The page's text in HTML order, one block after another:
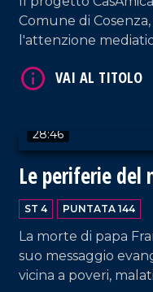
Comune di
l'attenzione
sostegno per le
28:46
Le periferie del
Papa Francesco
ST 4 PUNTATA 144
La morte di papa
suo messaggio
vicina a poveri,
VAI AL TITOLO